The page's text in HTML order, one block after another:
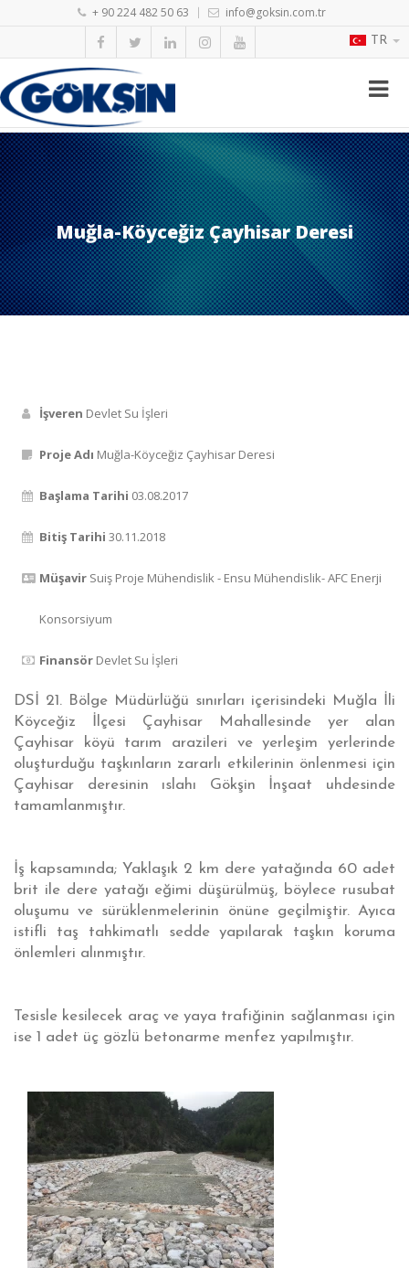
+ 90 224 482 50 63 info@goksin.com.tr
TR
Muğla-Köyceğiz Çayhisar Deresi
İşveren Devlet Su İşleri
Proje Adı Muğla-Köyceğiz Çayhisar Deresi
Başlama Tarihi 03.08.2017
Bitiş Tarihi 30.11.2018
Müşavir Suiş Proje Mühendislik - Ensu Mühendislik- AFC Enerji
Konsorsiyum
Finansör Devlet Su İşleri
DSİ 21. Bölge Müdürlüğü sınırları içerisindeki Muğla İli
Köyceğiz İlçesi Çayhisar Mahallesinde yer alan
Çayhisar köyü tarım arazileri ve yerleşim yerlerinde
oluşturduğu taşkınların zararlı etkilerinin önlenmesi için
Çayhisar deresinin ıslahı Gökşin İnşaat uhdesinde
tamamlanmıştır.
İş kapsamında; Yaklaşık 2 km dere yatağında 60 adet
brit ile dere yatağı eğimi düşürülmüş, böylece rusubat
oluşumu ve sürüklenmelerinin önüne geçilmiştir. Ayıca
istifli taş tahkimatlı sedde yapılarak taşkın koruma
önlemleri alınmıştır.
Tesisle kesilecek araç ve yaya trafiğinin sağlanması için
ise 1 adet üç gözlü betonarme menfez yapılmıştır.